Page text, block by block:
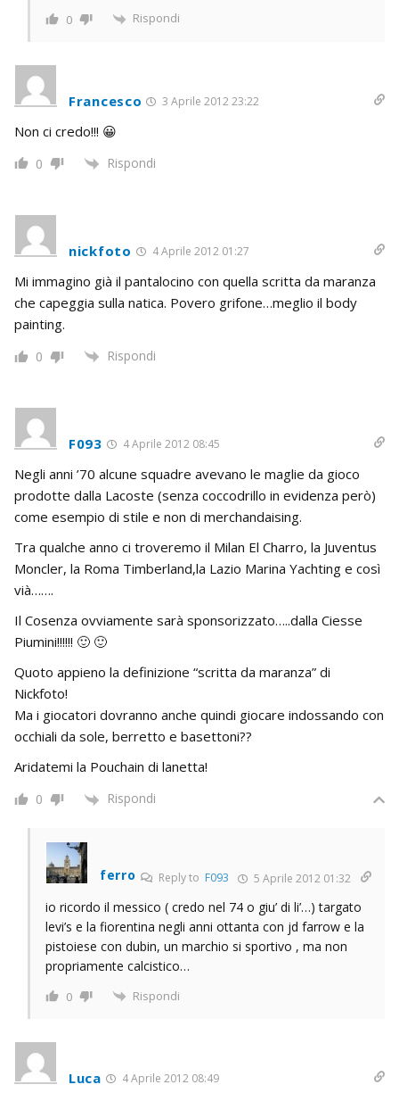
0 Rispondi
Francesco 3 Aprile 2012 23:22
Non ci credo!!! 😀
0 Rispondi
nickfoto 4 Aprile 2012 01:27
Mi immagino già il pantalocino con quella scritta da maranza
che capeggia sulla natica. Povero grifone…meglio il body
painting.
0 Rispondi
F093 4 Aprile 2012 08:45
Negli anni ’70 alcune squadre avevano le maglie da gioco
prodotte dalla Lacoste (senza coccodrillo in evidenza però)
come esempio di stile e non di merchandaising.
Tra qualche anno ci troveremo il Milan El Charro, la Juventus
Moncler, la Roma Timberland,la Lazio Marina Yachting e così
vià…….
Il Cosenza ovviamente sarà sponsorizzato…..dalla Ciesse
Piumini!!!!!! 🙂 🙂
Quoto appieno la definizione “scritta da maranza” di
Nickfoto!
Ma i giocatori dovranno anche quindi giocare indossando con
occhiali da sole, berretto e basettoni??
Aridatemi la Pouchain di lanetta!
0 Rispondi
ferro Reply to F093 5 Aprile 2012 01:32
io ricordo il messico ( credo nel 74 o giu’ di li’…) targato
levi’s e la fiorentina negli anni ottanta con jd farrow e la
pistoiese con dubin, un marchio si sportivo , ma non
propriamente calcistico…
0 Rispondi
Luca 4 Aprile 2012 08:49